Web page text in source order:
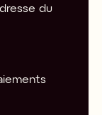
du